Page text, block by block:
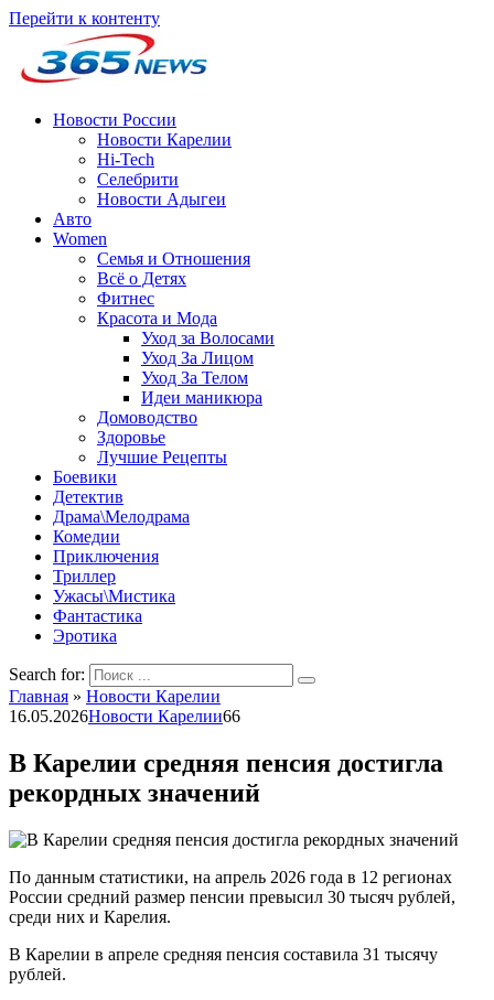
Перейти к контенту
Новости России
Новости Карелии
Hi-Tech
Селебрити
Новости Адыгеи
Авто
Women
Семья и Отношения
Всё о Детях
Фитнес
Красота и Мода
Уход за Волосами
Уход За Лицом
Уход За Телом
Идеи маникюра
Домоводство
Здоровье
Лучшие Рецепты
Боевики
Детектив
Драма\Мелодрама
Комедии
Приключения
Триллер
Ужасы\Мистика
Фантастика
Эротика
Search for:
Главная » Новости Карелии
16.05.2026Новости Карелии66
В Карелии средняя пенсия достигла
рекордных значений
По данным статистики, на апрель 2026 года в 12 регионах
России средний размер пенсии превысил 30 тысяч рублей,
среди них и Карелия.
В Карелии в апреле средняя пенсия составила 31 тысячу
рублей.